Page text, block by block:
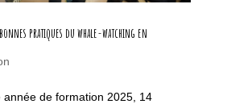
pratiques du whale-watching en
année de formation 2025, 14